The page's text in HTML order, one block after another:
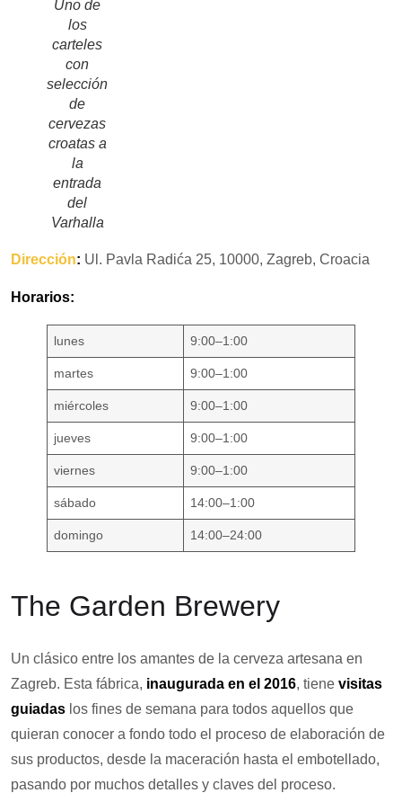
Uno de
los
carteles
con
selección
de
cervezas
croatas a
la
entrada
del
Varhalla
Dirección: Ul. Pavla Radića 25, 10000, Zagreb, Croacia
Horarios:
lunes 9:00–1:00
martes 9:00–1:00
miércoles 9:00–1:00
jueves 9:00–1:00
viernes 9:00–1:00
sábado 14:00–1:00
domingo 14:00–24:00
The Garden Brewery
Un clásico entre los amantes de la cerveza artesana en
Zagreb. Esta fábrica, inaugurada en el 2016, tiene visitas
guiadas los fines de semana para todos aquellos que
quieran conocer a fondo todo el proceso de elaboración de
sus productos, desde la maceración hasta el embotellado,
pasando por muchos detalles y claves del proceso.